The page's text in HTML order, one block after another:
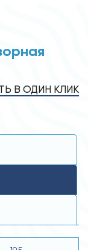
В ОДИН КЛИК